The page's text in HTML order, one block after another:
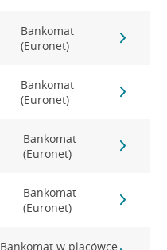
Bankomat
(Euronet)
Bankomat
(Euronet)
Bankomat
(Euronet)
Bankomat
(Euronet)
Bankomat w placówce